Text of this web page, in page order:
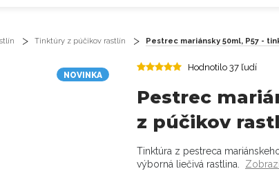
Tinktúry z púčikov rastlín Pestrec mariánsky 50ml, P57 -
NOVINKA
Hodnotilo 37 ľudí
Pestrec
z púčikov
Tinktúra z pestreca
výborná liečivá rastlina.